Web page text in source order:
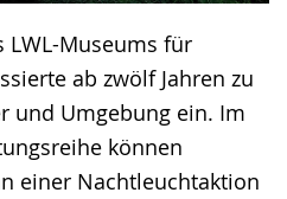
LWL-Museums für
ab zwölf Jahren zu
und Umgebung ein. Im
können
einer Nachtleuchtaktion